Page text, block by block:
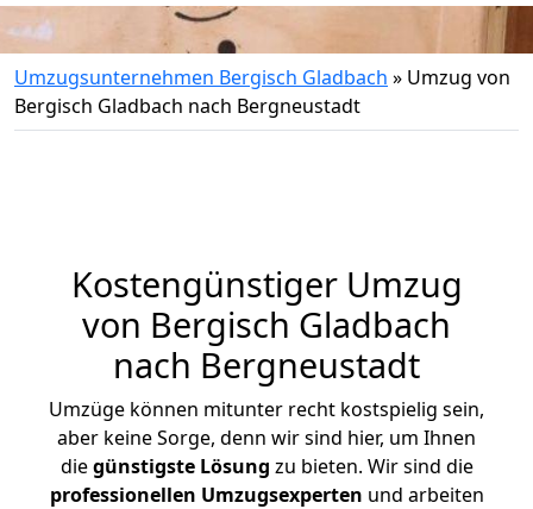
Umzugsunternehmen Bergisch Gladbach » Umzug von
Bergisch Gladbach nach Bergneustadt
Kostengünstiger Umzug
von Bergisch Gladbach
nach Bergneustadt
Umzüge können mitunter recht kostspielig sein,
aber keine Sorge, denn wir sind hier, um Ihnen
diegünstigste Lösung zu bieten. Wir sind die
professionellen Umzugsexperten und arbeiten